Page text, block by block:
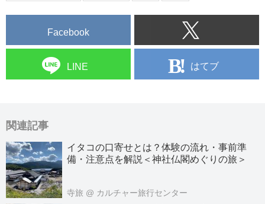
Facebook
LINE はてブ
関連記事
イタコの口寄せとは？体験の流れ・事前準
備・注意点を解説＜神社仏閣めぐりの旅＞
寺旅 @ カルチャー旅行センター